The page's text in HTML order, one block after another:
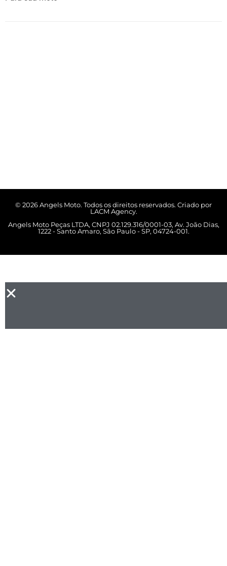
© 2026 Angels Moto. Todos os direitos reservados. Criado por
LACM Agency.
Angels Moto Peças LTDA, CNPJ 02.129.316/0001-03, Av. João Dias,
1222 - Santo Amaro, São Paulo - SP, 04724-001.